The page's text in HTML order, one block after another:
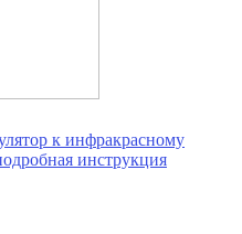
к инфракрасному
инструкция